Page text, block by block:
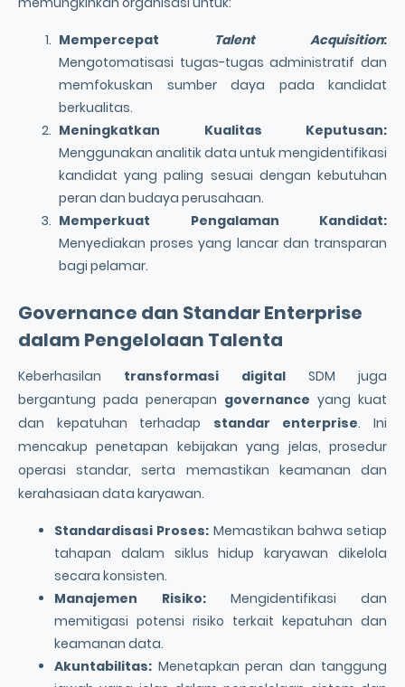
Mempercepat Talent Acquisition:
Mengotomatisasi tugas-tugas administratif dan
memfokuskan sumber daya pada kandidat
berkualitas.
Meningkatkan Kualitas Keputusan:
Menggunakan analitik data untuk mengidentifikasi
kandidat yang paling sesuai dengan kebutuhan
peran dan budaya perusahaan.
Memperkuat Pengalaman Kandidat:
Menyediakan proses yang lancar dan transparan
bagi pelamar.
Governance dan Standar Enterprise
dalam Pengelolaan Talenta
Keberhasilan transformasi digital SDM juga
bergantung pada penerapan governance yang kuat
dan kepatuhan terhadap standar enterprise. Ini
mencakup penetapan kebijakan yang jelas, prosedur
operasi standar, serta memastikan keamanan dan
kerahasiaan data karyawan.
Standardisasi Proses: Memastikan bahwa setiap
tahapan dalam siklus hidup karyawan dikelola
secara konsisten.
Manajemen Risiko: Mengidentifikasi dan
memitigasi potensi risiko terkait kepatuhan dan
keamanan data.
Akuntabilitas: Menetapkan peran dan tanggung